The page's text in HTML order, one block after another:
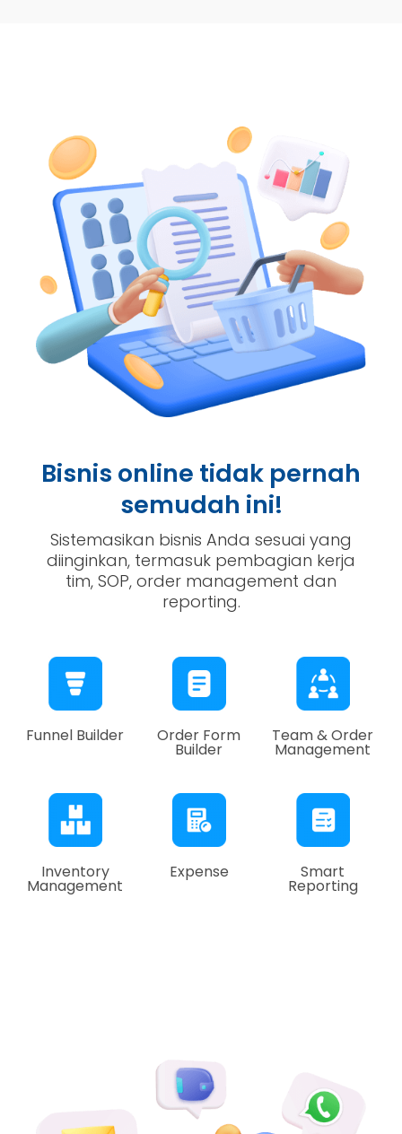
Bisnis online tidak pernah
semudah ini!
Sistemasikan bisnis Anda sesuai yang
diinginkan, termasuk pembagian kerja
tim, SOP, order management dan
reporting.
Funnel Builder Order Form
Builder
Team & Order
Management
Inventory
Management
Expense Smart
Reporting